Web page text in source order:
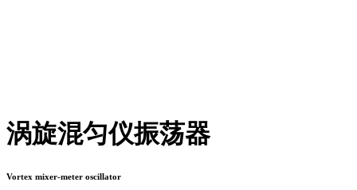
涡旋混匀仪振荡器
Vortex mixer-meter oscillator